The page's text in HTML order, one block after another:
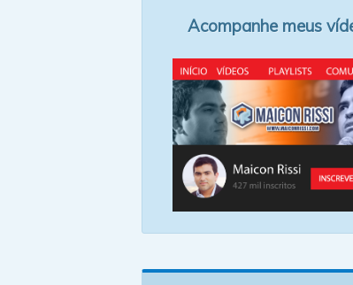
Acompanhe meus